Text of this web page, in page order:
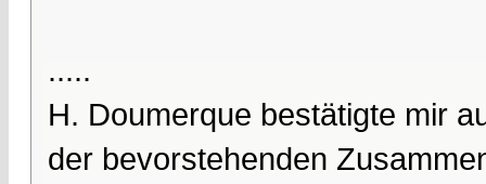
.....
H. Doumerque bestätigte mir
der bevorstehenden